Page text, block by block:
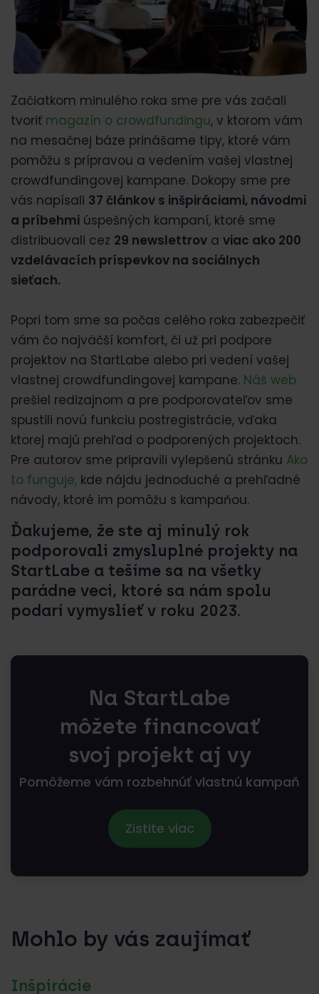
Začiatkom minulého roka sme pre vás začali
tvoriť magazín o crowdfundingu, v ktorom vám
na mesačnej báze prinášame tipy, ktoré vám
pomôžu s prípravou a vedením vašej vlastnej
crowdfundingovej kampane. Dokopy sme pre
vás napísali 37 článkov s inšpiráciami, návodmi
a príbehmi úspešných kampaní, ktoré sme
distribuovali cez 29 newslettrov a viac ako 200
vzdelávacích príspevkov na sociálnych
sieťach.
Popri tom sme sa počas celého roka zabezpečiť
vám čo najväčší komfort, či už pri podpore
projektov na StartLabe alebo pri vedení vašej
vlastnej crowdfundingovej kampane. Náš web
prešiel redizajnom a pre podporovateľov sme
spustili novú funkciu postregistrácie, vďaka
ktorej majú prehľad o podporených projektoch.
Pre autorov sme pripravili vylepšenú stránku Ako
to funguje, kde nájdu jednoduché a prehľadné
návody, ktoré im pomôžu s kampaňou.
Ďakujeme, že ste aj minulý rok
podporovali zmysluplné projekty na
StartLabe a tešíme sa na všetky
parádne veci, ktoré sa nám spolu
podarí vymyslieť v roku 2023.
Na StartLabe
môžete financovať
svoj projekt aj vy
Pomôžeme vám rozbehnúť vlastnú kampaň
Zistite viac
Mohlo by vás zaujímať
Inšpirácie